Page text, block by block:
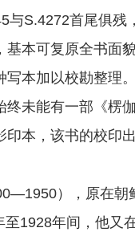
与S.4272首尾俱残
本可复原全书面
本加以校勘整理
未能有一部《楞
本，该书的校印
），原在朝
至1928年间，他